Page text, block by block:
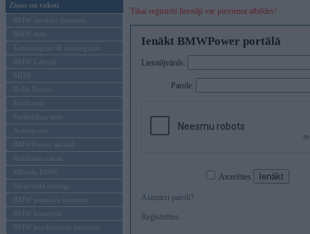
Ziņas un raksti
BMW modeļu jaunumi
BMW testi
Tehnoloģijas & sasniegumi
BMW Latvijā
MINI
Rolls-Royce
Pasākumi
Vadāmības tests
Autosports
BMWPower aktuāli
Reklāmas raksti
Mēneša BMW
Sērijveida tūnings
BMW pasaules jaunumi
BMW koncepti
BMW konkurentu jaunumi
Tikai reģistrēti lietotāji var pievienot atbildes!
Ienākt BMWPower portālā
Lietotājvārds:
Parole:
Atcerēties
Aizmirsi paroli?
Reģistrēties